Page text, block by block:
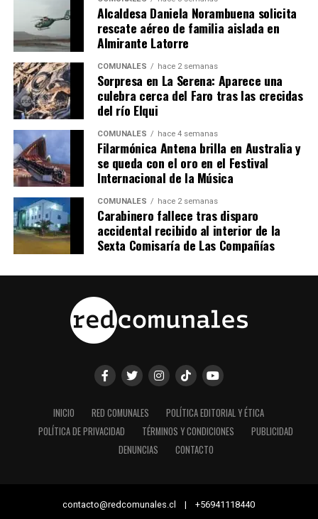
Alcaldesa Daniela Norambuena solicita
rescate aéreo de familia aislada en
Almirante Latorre
COMUNALES hace 2 semanas
Sorpresa en La Serena: Aparece una
culebra cerca del Faro tras las crecidas
del río Elqui
COMUNALES hace 4 semanas
Filarmónica Antena brilla en Australia y
se queda con el oro en el Festival
Internacional de la Música
COMUNALES hace 2 semanas
Carabinero fallece tras disparo
accidental recibido al interior de la
Sexta Comisaría de Las Compañías
INICIO RED COMUNALES
POLÍTICA EDITORIAL Y ÉTICA
POLÍTICA DE PRIVACIDAD
TÉRMINOS Y CONDICIONES
PUBLICIDAD
DENUNCIAS
CONTACTO
contacto@redcomunales.cl | +56941118440